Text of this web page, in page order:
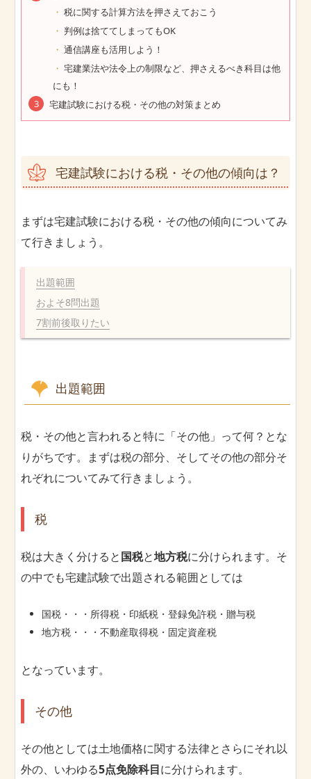
税に関する計算方法を押さえておこう
判例は捨ててしまってもOK
通信講座も活用しよう！
宅建業法や法令上の制限など、押さえるべき科目は他
にも！
宅建試験における税・その他の対策まとめ
宅建試験における税・その他の傾向は？
まずは宅建試験における税・その他の傾向についてみ
て行きましょう。
出題範囲
およそ8問出題
7割前後取りたい
出題範囲
税・その他と言われると特に「その他」って何？とな
りがちです。まずは税の部分、そしてその他の部分そ
れぞれについてみて行きましょう。
税
税は大きく分けると国税と地方税に分けられます。そ
の中でも宅建試験で出題される範囲としては
国税・・・所得税・印紙税・登録免許税・贈与税
地方税・・・不動産取得税・固定資産税
となっています。
その他
その他としては土地価格に関する法律とさらにそれ以
外の、いわゆる5点免除科目に分けられます。